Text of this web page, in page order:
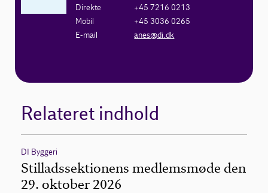
Direkte
+45 7216 0213
Mobil
+45 3036 0265
E-mail
anes@di.dk
Relateret indhold
DI Byggeri
Stilladssektionens medlemsmøde den
29. oktober 2026